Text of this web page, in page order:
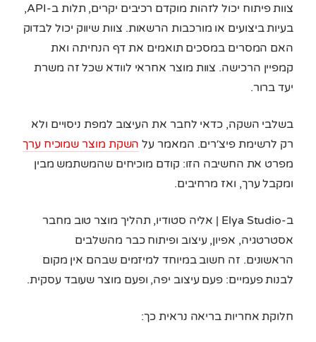
צוות פיתוח יכול לזהות מוקדם רכיבים יקרים, תלות ב-API,
בעיות ביצועים או מורכבות הרשאות. צוות שיווק יכול לבדוק
האם המסרים במסכים תואמים את דף הנחיתה ואת
קמפיין הרכישה. צוות מוצר אחראי לוודא שכל זה משרת
יעד ברור.
בשלבי השקה, כדאי לחבר את העיצוב למפת ניסויים ולא
רק לרשימת פיצ׳רים. המאמר על השקת מוצר שמוכיח ערך
מפרט את החשיבה הזו: קודם מוכיחים שהמשתמש מבין
ומקבל ערך, ואז מרחיבים.
ב-Elya Studio | אליה סטודיו, תהליך מוצר טוב מחבר
אסטרטגיה, אפיון, עיצוב ופיתוח כבר מהשלבים
הראשונים. זה חשוב במיוחד למיזמים שבהם אין מקום
לבנות פעמיים: פעם עיצוב יפה, ופעם מוצר שעובד עסקית.
חלוקת אחריות בריאה נראית כך: